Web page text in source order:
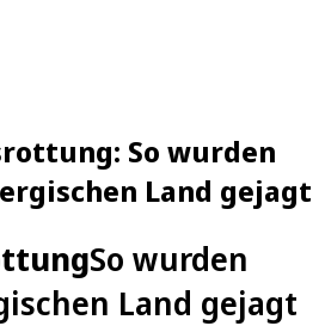
So wurden
Land gejagt
So wurden
Land gejagt